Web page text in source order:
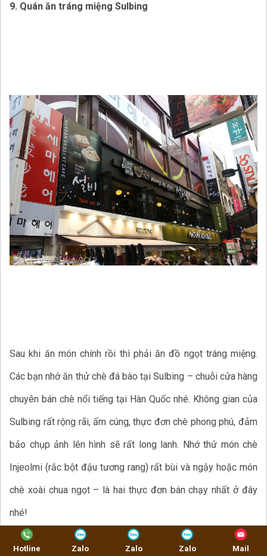
9. Quán ăn tráng miệng Sulbing
Sau khi ăn món chính rồi thì phải ăn đồ ngọt tráng miệng.
Các bạn nhớ ăn thử chè đá bào tại Sulbing – chuỗi cửa hàng
chuyên bán chè nổi tiếng tại Hàn Quốc nhé. Không gian của
Sulbing rất rộng rãi, ấm cúng, thực đơn chè phong phú, đảm
bảo chụp ảnh lên hình sẽ rất long lanh. Nhớ thử món chè
Injeolmi (rắc bột đậu tương rang) rất bùi và ngậy hoặc món
chè xoài chua ngọt – là hai thực đơn bán chạy nhất ở đây
nhé!
Hotline Zalo Zalo Zalo Mail